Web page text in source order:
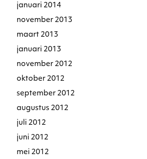
januari 2014
november 2013
maart 2013
januari 2013
november 2012
oktober 2012
september 2012
augustus 2012
juli 2012
juni 2012
mei 2012